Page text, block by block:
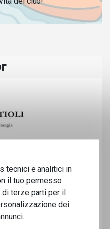
tecnici e analitici in
il tuo permesso
terze parti per il
dei